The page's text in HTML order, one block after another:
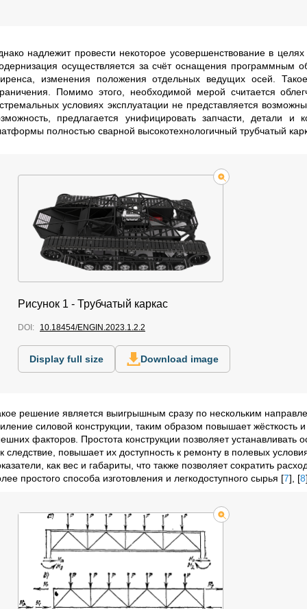
надлежит провести некоторое усовершенствование в
осуществляется за счёт оснащения программным
изменения положения отдельных ведущих осей.
Помимо этого, необходимой мерой считается
условиях эксплуатации не представляется
предлагается унифицировать запчасти, детали
полностью сварной высокотехнологичный трубчатый
Рисунок 1 - Трубчатый каркас
DOI: 10.18454/ENGIN.2023.1.2.2
Display full size Download image
решение является выигрышным сразу по нескольким
силовой конструкции, таким образом повышает
факторов. Простота конструкции позволяет
следствие, повышает их доступность к ремонту в полевых
как вес и габариты, что также позволяет сократить
простого способа изготовления и легкодоступного сырья [7] [8